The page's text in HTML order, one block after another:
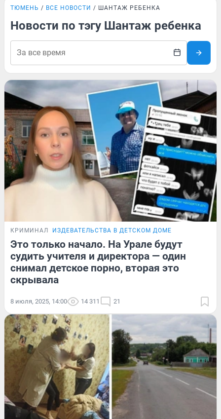
ТЮМЕНЬ ВСЕ НОВОСТИ ШАНТАЖ РЕБЕНКА
Новости по тэгу Шантаж ребенка
КРИМИНАЛ ИЗДЕВАТЕЛЬСТВА В ДЕТСКОМ ДОМЕ
Это только начало. На Урале будут
судить учителя и директора — один
снимал детское порно, вторая это
скрывала
8 июля, 2025, 14:00 14 311 21